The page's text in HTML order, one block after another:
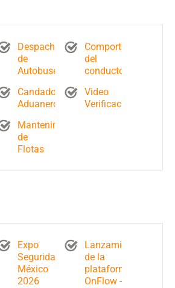
Despacho
de
Autobuses
Comportamiento
del
conductor
Candados
Aduaneros
Video
Verificación
Mantenimiento
de
Flotas
Expo
Seguridad
México
2026
Lanzamiento
de la
plataforma
OnFlow -